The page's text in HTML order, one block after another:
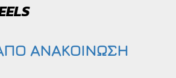
ΑΝΑΚΟΙΝΩΣΗ